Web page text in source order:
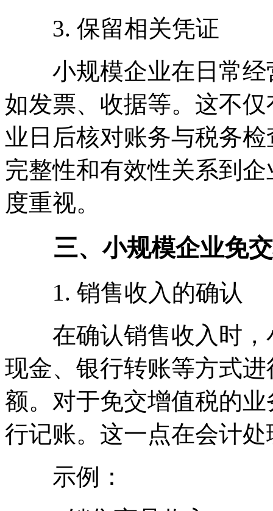
3. 保留相关凭证
小规模企业在日常经
如发票、收据等。这不
业日后核对账务与税务
完整性和有效性关系到
度重视。
三、小规模企业免交
1. 销售收入的确认
在确认销售收入时，
现金、银行转账等方式
额。对于免交增值税的
行记账。这一点在会计
示例：